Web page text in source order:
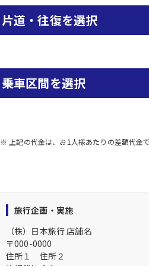
片道・往復を選択
乗車区間を選択
※ 上記の代金は、お1人様あたりの差額代金
旅行企画・実施
（株）日本旅行店舗名
〒000-0000
住所１
住所２